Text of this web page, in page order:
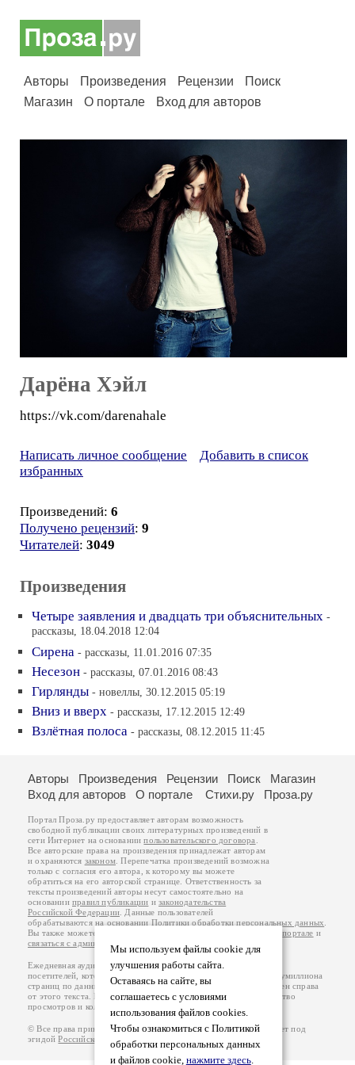
Авторы Произведения Рецензии
Поиск
Магазин
О портале Вход для авторов
Дарёна Хэйл
https://vk.com/darenahale
Написать личное сообщение
Добавить в список
избранных
Произведений: 6
Получено рецензий: 9
Читателей: 3049
Произведения
Четыре заявления и двадцать три объяснительных -
рассказы, 18.04.2018 12:04
Сирена - рассказы, 11.01.2016 07:35
Несезон - рассказы, 07.01.2016 08:43
Гирлянды - новеллы, 30.12.2015 05:19
Вниз и вверх - рассказы, 17.12.2015 12:49
Взлётная полоса - рассказы, 08.12.2015 11:45
Мы используем файлы cookie для
улучшения работы сайта.
Оставаясь на сайте, вы
соглашаетесь с условиями
использования файлов cookies.
Чтобы ознакомиться с Политикой
обработки персональных данных
и файлов cookie, нажмите здесь.
Авторы Произведения Рецензии Поиск
Магазин
Вход для авторов
О портале Стихи.ру Проза.ру
Портал Проза.ру предоставляет авторам возможность
свободной публикации своих литературных произведений в
сети Интернет на основаниипользовательского договора
Все авторские права на произведения принадлежат авторам
и охраняются законом . Перепечатка произведений возможна
только с согласия его автора, к которому вы можете
обратиться на его авторской странице. Ответственность за
тексты произведений авторы несут самостоятельно на
основанииправил публикации изаконодательства
Российской Федерации . Данные пользователей
обрабатываются на основании Политики обработки персональных данных
Вы также можете посмотреть более подробную
информацию о портале и
связаться с администрацией
Ежедневная аудитория портала Проза.ру – порядка 100 тысяч
посетителей, которые в общей сумме просматривают более полумиллиона
страниц по данным счетчика посещаемости, который расположен справа
от этого текста. В каждой графе указано по две цифры: количество
просмотров и количество посетителей.
© Все права принадлежат авторам, 2000-2026. Портал работает под
эгидойРоссийского союза писателей